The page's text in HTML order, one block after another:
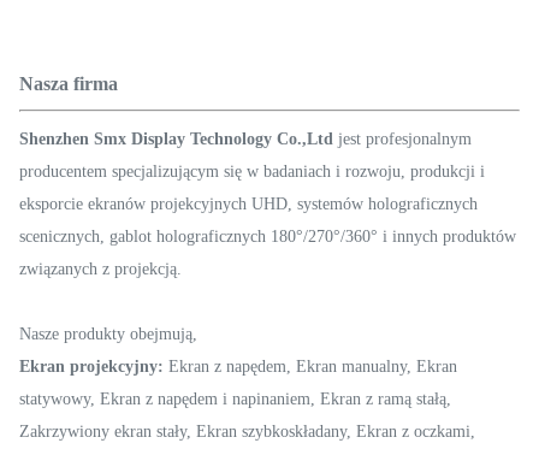
Nasza firma
Shenzhen Smx Display Technology Co.,Ltd jest profesjonalnym
producentem specjalizującym się w badaniach i rozwoju, produkcji i
eksporcie ekranów projekcyjnych UHD, systemów holograficznych
scenicznych, gablot holograficznych 180°/270°/360° i innych produktów
związanych z projekcją.
Nasze produkty obejmują,
Ekran projekcyjny: Ekran z napędem, Ekran manualny, Ekran
statywowy, Ekran z napędem i napinaniem, Ekran z ramą stałą,
Zakrzywiony ekran stały, Ekran szybkoskładany, Ekran z oczkami,